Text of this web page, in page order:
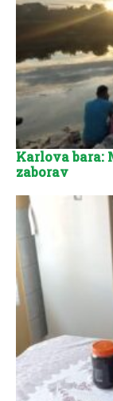
Karlova bara:
zaborav